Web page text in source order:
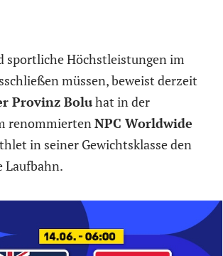
sportliche Höchstleistungen im
müssen, beweist derzeit
Provinz Boluhat in der
renommiertenNPC Worldwide
in seiner Gewichtsklasse den
Laufbahn.